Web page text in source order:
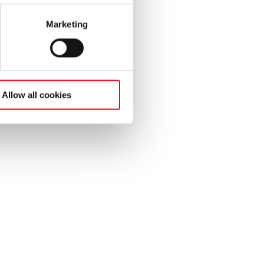
at the bottom left of
Marketing
Allow all cookies